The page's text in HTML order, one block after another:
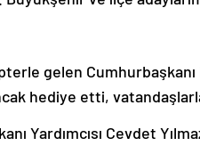
hediye etti,